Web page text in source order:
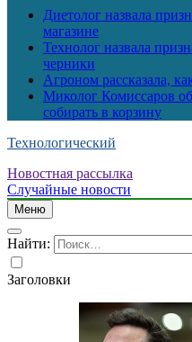
Диетолог назвала
магазине
Технолог назвала
черники
Агроном рассказала,
Миколог Комиссаров
собирать в корзину
Технологический
Новостная рассылка
Случайные новости
Меню
Найти:
Заголовки